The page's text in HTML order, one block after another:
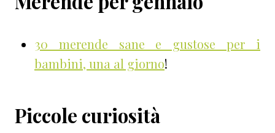
30 merende sane e gustose per i
bambini, una al giorno!
Piccole curiosità